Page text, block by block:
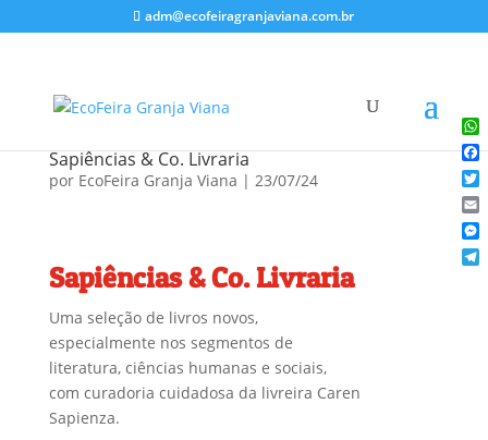
adm@ecofeiragranjaviana.com.br
Sapiências & Co. Livraria
por EcoFeira Granja Viana | 23/07/24
Sapiências & Co. Livraria
Uma seleção de livros novos,
especialmente nos segmentos de
literatura, ciências humanas e sociais,
com curadoria cuidadosa da livreira Caren
Sapienza.